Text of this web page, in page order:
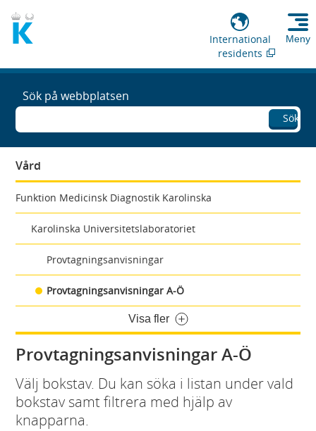
International
residents
Meny
Sök på webbplatsen
Sök
Vård
Funktion Medicinsk Diagnostik Karolinska
Karolinska Universitetslaboratoriet
Provtagningsanvisningar
Provtagningsanvisningar A-Ö
Visa fler
Provtagningsanvisningar A-Ö
Välj bokstav. Du kan söka i listan under vald
bokstav samt filtrera med hjälp av
knapparna.